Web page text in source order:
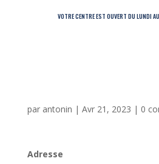
VOTRE CENTRE EST OUVERT DU LUNDI
par antonin | Avr 21, 2023 | 0
Adresse